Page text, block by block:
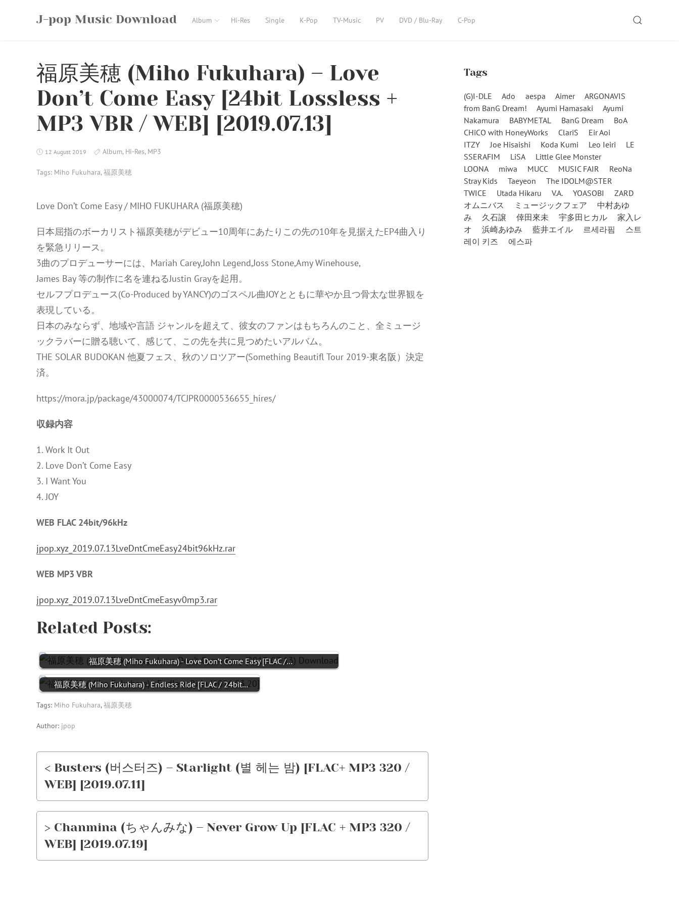
J-pop Music Download Album Hi-Res Single K-Pop TV-Music PV DVD / Blu-Ray C-Pop SEARCH
福原美穂 (Miho Fukuhara) – Love
Don’t Come Easy [24bit Lossless +
MP3 VBR / WEB] [2019.07.13]
12 August 2019 Album, Hi-Res, MP3
Tags: Miho Fukuhara,福原美穂
Love Don’t Come Easy / MIHO FUKUHARA (福原美穂)
日本屈指のボーカリスト福原美穂がデビュー10周年にあたりこの先の10年を見据えたEP4曲入り
を緊急リリース。
3曲のプロデューサーには、Mariah Carey,John Legend,Joss Stone,Amy Winehouse,
James Bay 等の制作に名を連ねるJustin Grayを起用。
セルフプロデュース(Co-Produced by YANCY)のゴスペル曲JOYとともに華やか且つ骨太な世界観を
表現している。
日本のみならず、地域や言語 ジャンルを超えて、彼女のファンはもちろんのこと、全ミュージ
ックラバーに贈る聴いて、感じて、この先を共に見つめたいアルバム。
THE SOLAR BUDOKAN 他夏フェス、秋のソロツアー(Something Beautifl Tour 2019-東名阪）決定
済。
https://mora.jp/package/43000074/TCJPR0000536655_hires/
収録内容
1. Work It Out
2. Love Don’t Come Easy
3. I Want You
4. JOY
WEB FLAC 24bit/96kHz
jpop.xyz_2019.07.13LveDntCmeEasy24bit96kHz.rar
WEB MP3 VBR
jpop.xyz_2019.07.13LveDntCmeEasyv0mp3.rar
Related Posts:
福原美穂 (Miho Fukuhara) - Love Don’t Come Easy [FLAC /…
福原美穂 (Miho Fukuhara) - Endless Ride [FLAC / 24bit…
Tags: Miho Fukuhara,福原美穂
Author: jpop
< Busters (버스터즈) – Starlight (별 헤는 밤) [FLAC+ MP3 320 /
WEB] [2019.07.11]
> Chanmina (ちゃんみな) – Never Grow Up [FLAC + MP3 320 /
WEB] [2019.07.19]
Tags
(G)I-DLE Ado aespa Aimer
ARGONAVIS
from BanG Dream!
Ayumi Hamasaki
Ayumi
Nakamura
BABYMETAL BanG Dream
BoA
CHiCO with HoneyWorks
ClariS
Eir Aoi
ITZY
Joe Hisaishi Koda Kumi Leo Ieiri
LE
SSERAFIM
LiSA
Little Glee Monster
LOONA
miwa MUCC MUSIC FAIR
ReoNa
Stray Kids
Taeyeon
The IDOLM@STER
TWICE
Utada Hikaru V.A. YOASOBI
ZARD
オムニバス
ミュージックフェア
中村あゆ
み
久石譲 倖田來未 宇多田ヒカル
家入レ
オ
浜崎あゆみ 藍井エイル 르세라핌
스트
레이 키즈
에스파